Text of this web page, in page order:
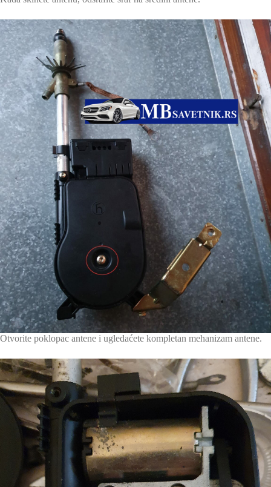
Otvorite poklopac antene i ugledaćete kompletan mehanizam antene.